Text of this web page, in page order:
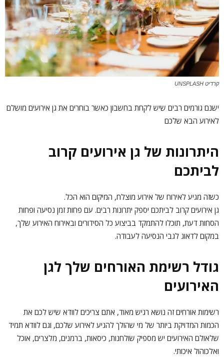
קרדיט UNSPLASH
ישנם גורמים רבים שיש לקחת בחשבון כאשר בוחרים את גן אירועים מושלם
לאירוע הבא שלכם
היתרונות של גן אירועים קרוב
לביתכם
כשזה מגיע לאירוח של אירוע מוצלח, המיקום הוא הכל.
גן אירועים קרוב לביתכם יספק יתרונות רבים. עם פחות זמן נסיעה ופחות
הסחות דעת, תוכלו להתמקד בביצוע כל הסידורים ובאירוח האירוע שלך,
במקום לדאוג לגבי הנסיעה לעבודה.
גודל רשימת האורחים שלך לגן
האירועים
רשימות אורחים זה נושא רגיש מאוד, אתם צריכים לוודא שיש לכם את
הכמות המדויקת ביותר של מי שהולך להגיע לאירוע שלכם, וגם לוודא תמיד
שלאולם האירועים יש מספיק שולחנות, כיסאות, ברמנים, מלצרים, אוכל
ואלכוהול איכותי.